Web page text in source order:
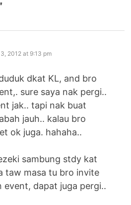
2012 at 9:13 pm
dkat KL, and bro
sure saya nak pergi..
jak.. tapi nak buat
jauh.. kalau bro
ok juga. hahaha..
sambung stdy kat
taw masa tu bro invite
event, dapat juga pergi..